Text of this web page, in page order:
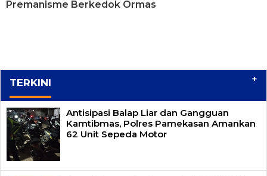
Premanisme Berkedok Ormas
TERKINI +
Antisipasi Balap Liar dan Gangguan
Kamtibmas, Polres Pamekasan Amankan
62 Unit Sepeda Motor